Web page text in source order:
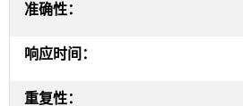
准确性：
响应时间：
重复性：